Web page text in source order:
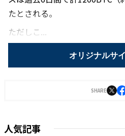
たとされる。
ただしこ...
オリジナルサ
SHARE
人気記事